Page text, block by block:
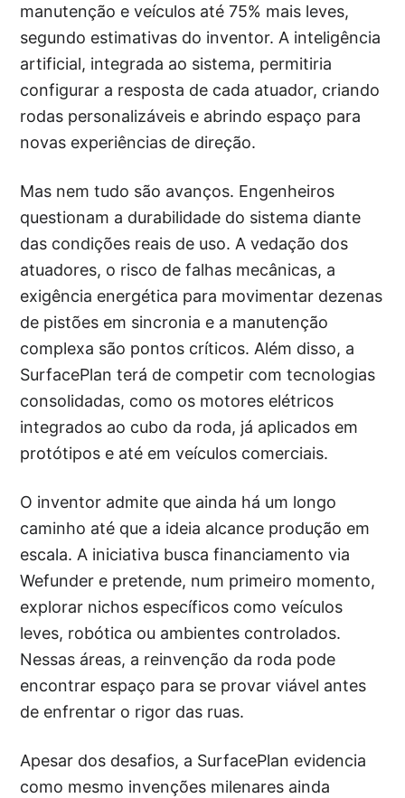
manutenção e veículos até 75% mais leves,
segundo estimativas do inventor. A inteligência
artificial, integrada ao sistema, permitiria
configurar a resposta de cada atuador, criando
rodas personalizáveis e abrindo espaço para
novas experiências de direção.
Mas nem tudo são avanços. Engenheiros
questionam a durabilidade do sistema diante
das condições reais de uso. A vedação dos
atuadores, o risco de falhas mecânicas, a
exigência energética para movimentar dezenas
de pistões em sincronia e a manutenção
complexa são pontos críticos. Além disso, a
SurfacePlan terá de competir com tecnologias
consolidadas, como os motores elétricos
integrados ao cubo da roda, já aplicados em
protótipos e até em veículos comerciais.
O inventor admite que ainda há um longo
caminho até que a ideia alcance produção em
escala. A iniciativa busca financiamento via
Wefunder e pretende, num primeiro momento,
explorar nichos específicos como veículos
leves, robótica ou ambientes controlados.
Nessas áreas, a reinvenção da roda pode
encontrar espaço para se provar viável antes
de enfrentar o rigor das ruas.
Apesar dos desafios, a SurfacePlan evidencia
como mesmo invenções milenares ainda